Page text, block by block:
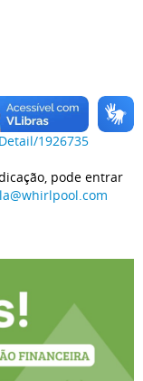
1926735
pode entrar
com